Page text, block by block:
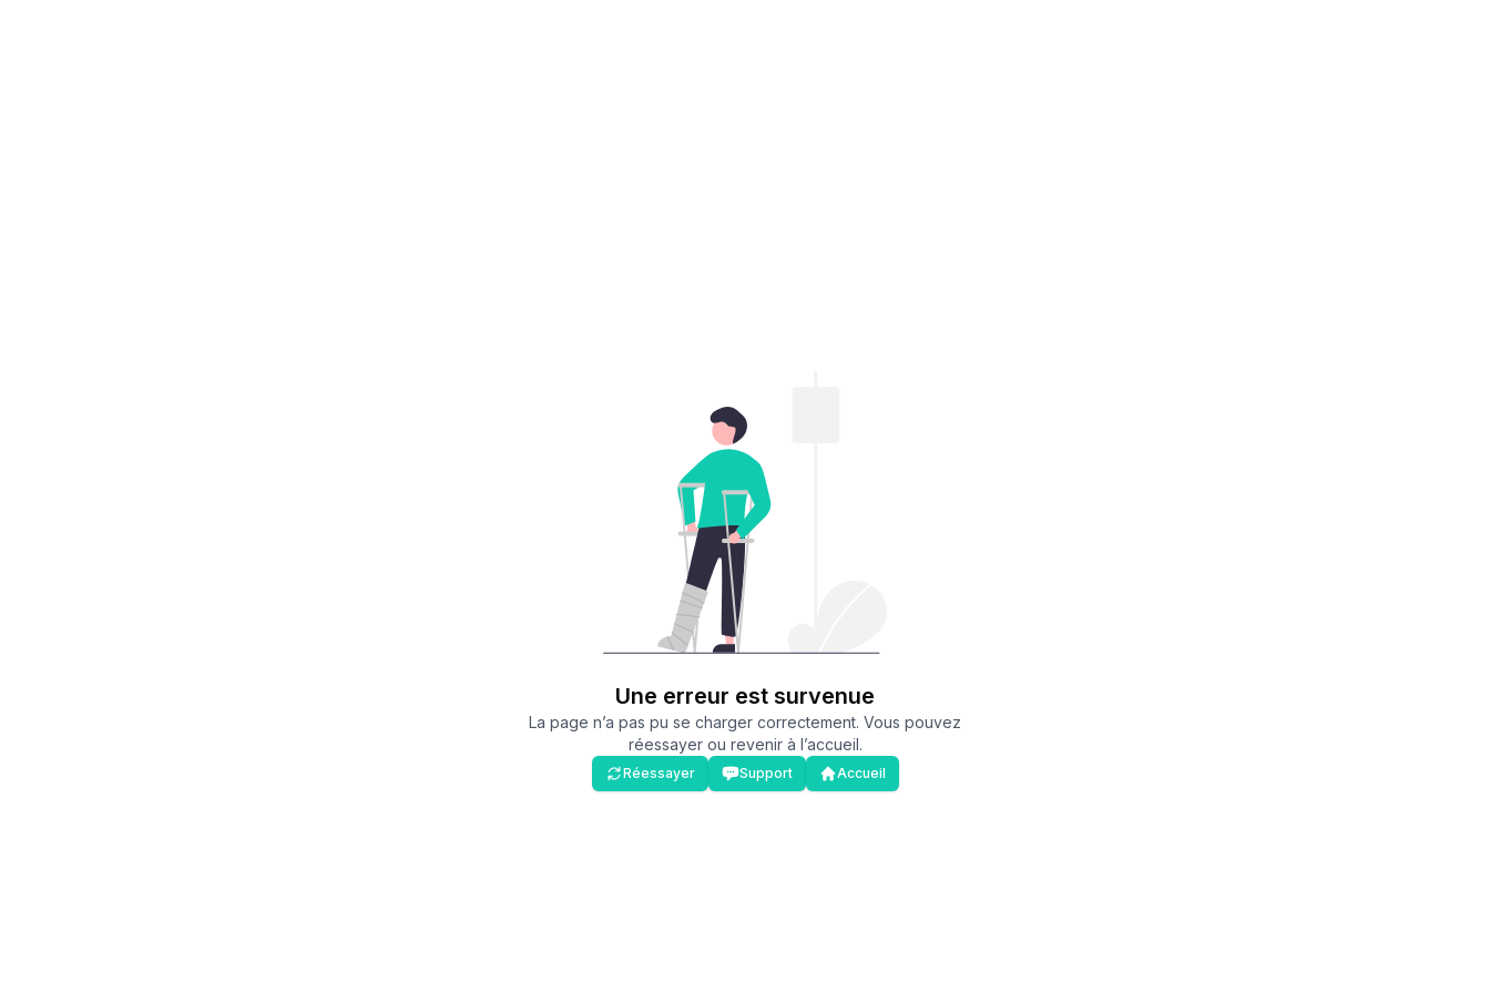
Une erreur est survenue
La page n’a pas pu se charger correctement. Vous pouvez
réessayer ou revenir à l’accueil.
Réessayer Support Accueil